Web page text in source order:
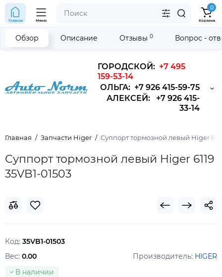
ГОРОДСКОЙ: +7 495
159-53-14
ОЛЬГА: +7 926 415-59-75
АЛЕКСЕЙ: +7 926 415-
33-14
Главная Меню
0
Корзина
Главная Запчасти Higer Суппорт тормозной левый Higer
Суппорт тормозной левый Higer 6119
35VB1-01503
Обзор Описание Отзывы 0 Вопрос -
Код: 35VB1-01503
Производитель: HIGER
В наличии
Вес: 0.00